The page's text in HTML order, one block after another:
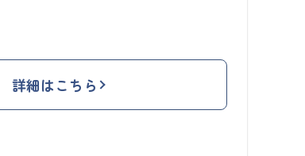
詳細はこちら